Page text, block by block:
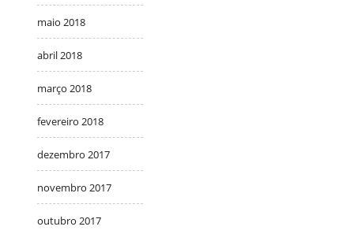
maio 2018
abril 2018
março 2018
fevereiro 2018
dezembro 2017
novembro 2017
outubro 2017